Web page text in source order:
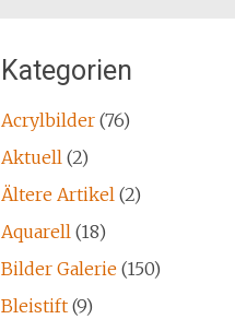
Kategorien
Acrylbilder(76)
Aktuell(2)
Ältere Artikel(2)
Aquarell(18)
Bilder Galerie(150)
Bleistift(9)